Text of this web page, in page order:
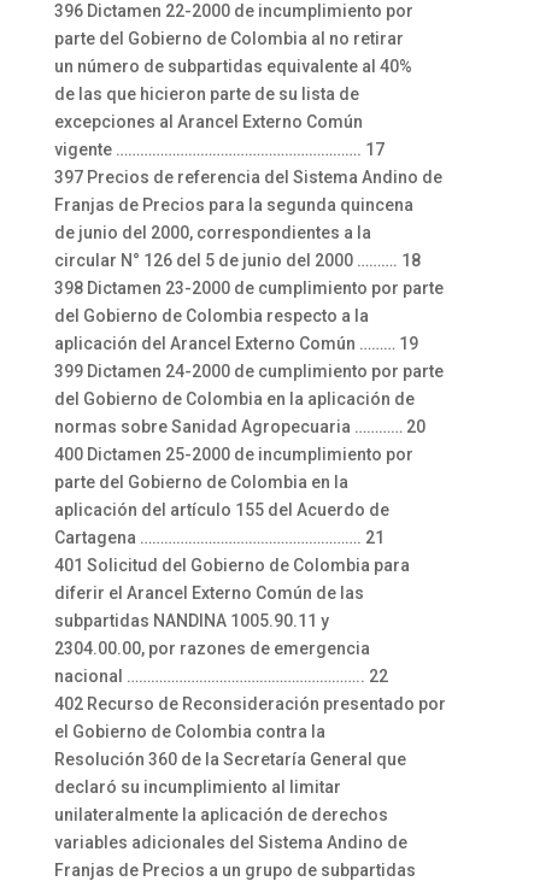
396 Dictamen 22-2000 de incumplimiento por
parte del Gobierno de Colombia al no retirar
un número de subpartidas equivalente al 40%
de las que hicieron parte de su lista de
excepciones al Arancel Externo Común
vigente ……………………………………………………. 17
397 Precios de referencia del Sistema Andino de
Franjas de Precios para la segunda quincena
de junio del 2000, correspondientes a la
circular N° 126 del 5 de junio del 2000 ………. 18
398 Dictamen 23-2000 de cumplimiento por parte
del Gobierno de Colombia respecto a la
aplicación del Arancel Externo Común ……… 19
399 Dictamen 24-2000 de cumplimiento por parte
del Gobierno de Colombia en la aplicación de
normas sobre Sanidad Agropecuaria ………… 20
400 Dictamen 25-2000 de incumplimiento por
parte del Gobierno de Colombia en la
aplicación del artículo 155 del Acuerdo de
Cartagena ………………………………………………. 21
401 Solicitud del Gobierno de Colombia para
diferir el Arancel Externo Común de las
subpartidas NANDINA 1005.90.11 y
2304.00.00, por razones de emergencia
nacional ………………………………………………….. 22
402 Recurso de Reconsideración presentado por
el Gobierno de Colombia contra la
Resolución 360 de la Secretaría General que
declaró su incumplimiento al limitar
unilateralmente la aplicación de derechos
variables adicionales del Sistema Andino de
Franjas de Precios a un grupo de subpartidas